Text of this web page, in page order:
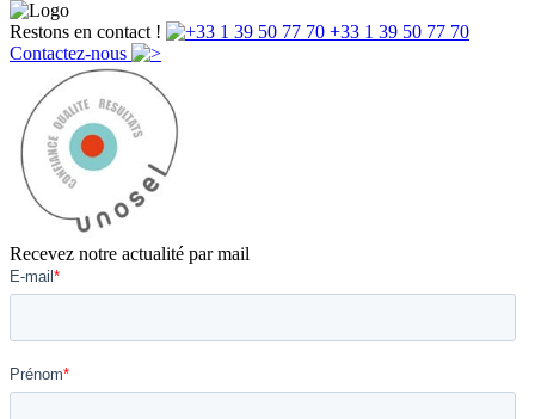
Restons en contact !
+33 1 39 50 77 70
Contactez-nous
Recevez notre actualité par mail